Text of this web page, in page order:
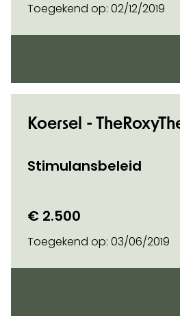
Toegekend op: 02/12/2019
Koersel -
Stimulansbeleid
€ 2.500
Toegekend op: 03/06/2019